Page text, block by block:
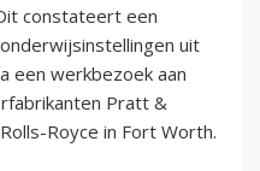
constateert een
uit
een werkbezoek aan
Pratt &
Royce in Fort Worth.